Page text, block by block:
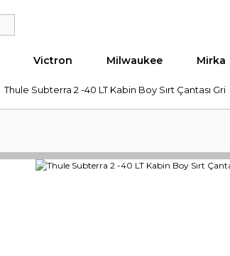
Victron Milwaukee Mirka
Thule Subterra 2 -40 LT Kabin Boy Sırt Çantası Gri